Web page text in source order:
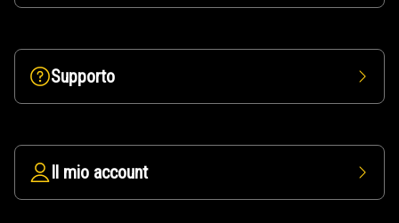
Supporto
Il mio account